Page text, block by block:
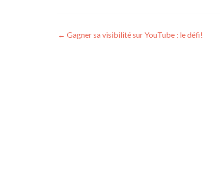
Post navigation
← Gagner sa visibilité sur YouTube : le défi!